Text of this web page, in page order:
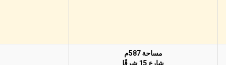
مساحة 587م
شارع 15 شرقًا